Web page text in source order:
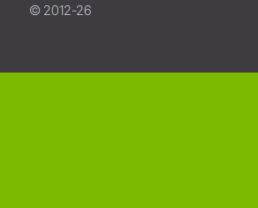
© 2012-26